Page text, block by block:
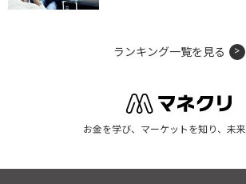
ランキング一覧を見る
お金を学び、マーケットを知り、未